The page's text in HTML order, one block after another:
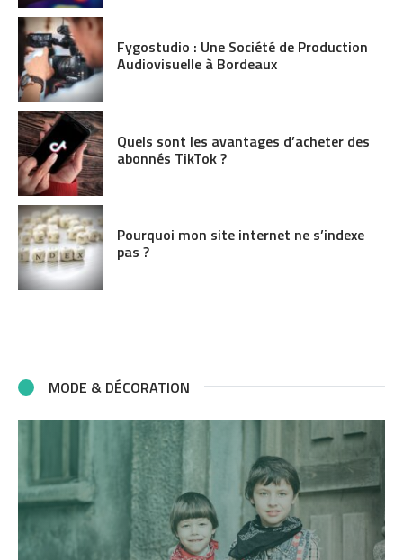
Fygostudio : Une Société de Production
Audiovisuelle à Bordeaux
Quels sont les avantages d’acheter des
abonnés TikTok ?
Pourquoi mon site internet ne s’indexe
pas ?
MODE & DÉCORATION